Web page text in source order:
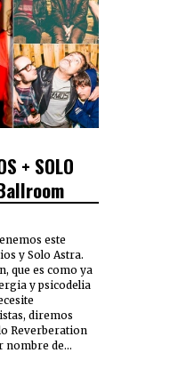
+ SOLO
este
y Solo Astra.
que es como ya
y psicodelia
diremos
Reverberation
nombre de…